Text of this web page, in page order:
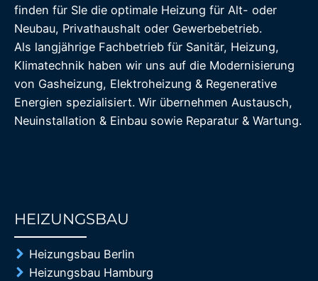
finden für SIe die optimale Heizung für Alt- oder
Neubau, Privathaushalt oder Gewerbebetrieb.
Als langjährige Fachbetrieb für Sanitär, Heizung,
Klimatechnik haben wir uns auf die Modernisierung
von Gasheizung, Elektroheizung & Regenerative
Energien spezialisiert. Wir übernehmen Austausch,
Neuinstallation & Einbau sowie Reparatur & Wartung.
HEIZUNGSBAU
Heizungsbau Berlin
Heizungsbau Hamburg